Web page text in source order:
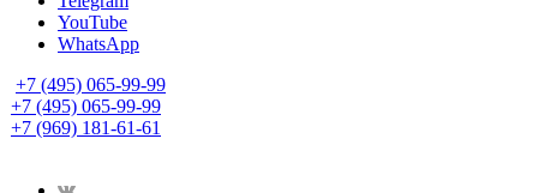
YouTube
WhatsApp
+7 (495) 065-99-99
+7 (495) 065-99-99
+7 (969) 181-61-61